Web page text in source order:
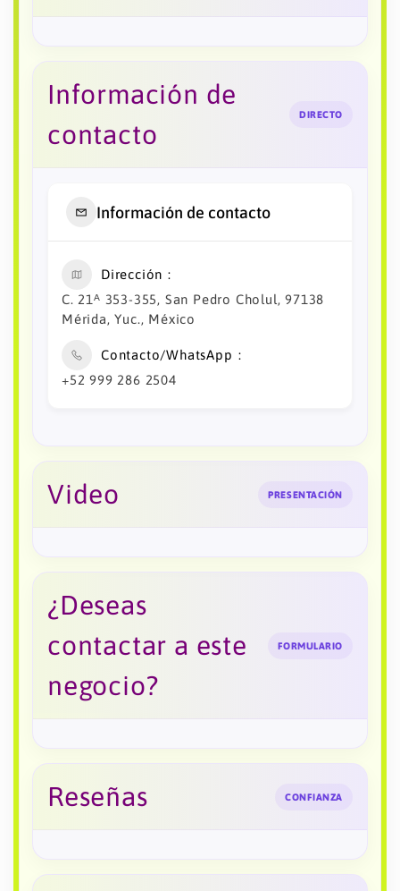
Información de
contacto
DIRECTO
Información de contacto
Dirección
C. 21ᴬ 353-355, San Pedro Cholul, 97138
Mérida, Yuc., México
Contacto/WhatsApp
+52 999 286 2504
Video PRESENTACIÓN
¿Deseas
contactar a este
negocio?
FORMULARIO
Reseñas CONFIANZA